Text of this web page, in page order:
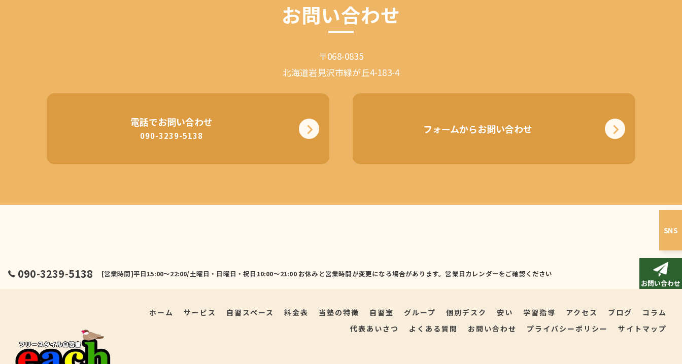
お問い合わせ
〒068-0835
北海道岩見沢市緑が丘4-183-4
電話でお問い合わせ
090-3239-5138
フォームからお問い合わせ
SNS
090-3239-5138
[営業時間]平日15:00～22:00/土曜日・日曜日・祝日10:00～21:00 お休みと営業時間が変更になる場合があります。営業日カレンダーをご確認ください
お問い合わせ
ホーム サービス 自習スペース 料金表 当塾の特徴 自習室 グループ 個別デスク 安い 学習指導 アクセス ブログ
コラム
代表あいさつ
よくある質問 お問い合わせ プライバシーポリシー サイトマップ